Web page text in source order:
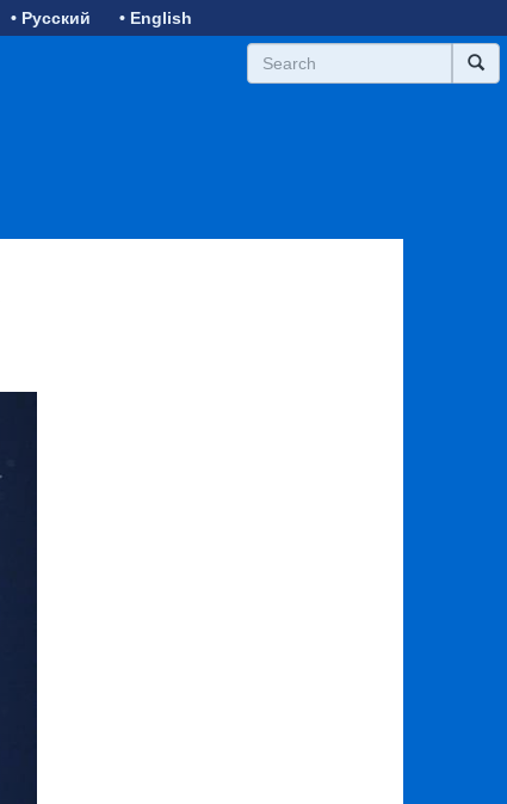
• Русский • English